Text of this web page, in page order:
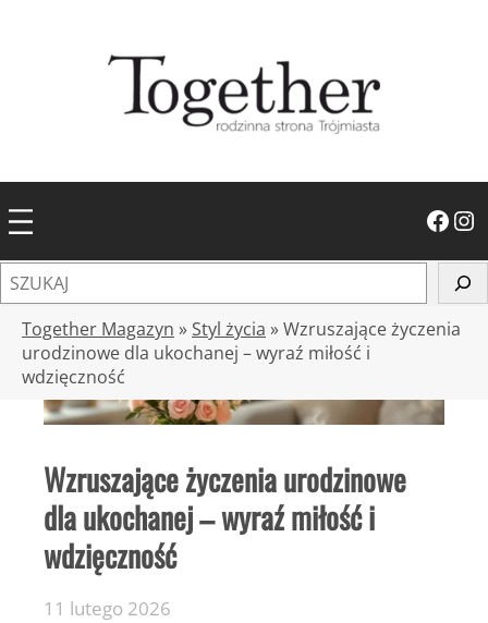
Facebook Instagram
z
Together Magazyn » Styl życia »Wzruszające życzenia
urodzinowe dla ukochanej – wyraź miłość i
wdzięczność
Wzruszające życzenia urodzinowe
dla ukochanej – wyraź miłość i
wdzięczność
11 lutego 2026